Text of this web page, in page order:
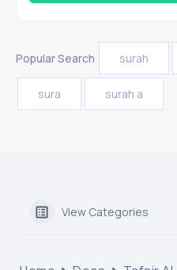
Popular Search surah
sura surah a
View Categories